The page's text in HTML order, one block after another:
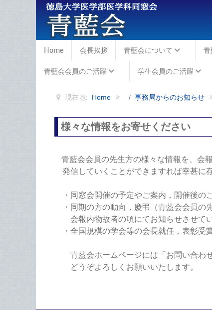
Home 会長挨拶 青藍会について 青
青藍会会員のご活躍 学生会員のご活躍
現在地: Home 事務局からのお知らせ
様々な情報をお寄せください
青藍会会員の先生方の様々な情報を、会
発信していくことができますれば幸甚に
・同窓会開催の予定やご案内，開催後の
・同期の方の動向，慶弔（青藍会会員の
会報内物故者の項にてお知らせさせてい
・全国規模の学会等の会長就任，表彰受
青藍会ホームページには「お問い合わせ
どうぞよろしくお願いいたします。